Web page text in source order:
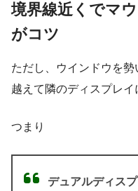
境界線近くでマ
がコツ
ただし、ウインドウを
越えて隣のディスプレイ
つまり
デュアルディス